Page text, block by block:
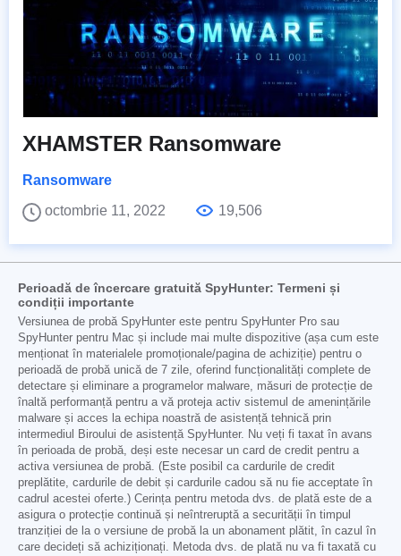
XHAMSTER Ransomware
Ransomware
octombrie 11, 2022
19,506
Perioadă de încercare gratuită SpyHunter: Termeni și
condiții importante
Versiunea de probă SpyHunter este pentru SpyHunter Pro sau
SpyHunter pentru Mac și include mai multe dispozitive (așa cum este
menționat în materialele promoționale/pagina de achiziție) pentru o
perioadă de probă unică de 7 zile, oferind funcționalități complete de
detectare și eliminare a programelor malware, măsuri de protecție de
înaltă performanță pentru a vă proteja activ sistemul de amenințările
malware și acces la echipa noastră de asistență tehnică prin
intermediul Biroului de asistență SpyHunter. Nu veți fi taxat în avans
în perioada de probă, deși este necesar un card de credit pentru a
activa versiunea de probă. (Este posibil ca cardurile de credit
preplătite, cardurile de debit și cardurile cadou să nu fie acceptate în
cadrul acestei oferte.) Cerința pentru metoda dvs. de plată este de a
asigura o protecție continuă și neîntreruptă a securității în timpul
tranziției de la o versiune de probă la un abonament plătit, în cazul în
care decideți să achiziționați. Metoda dvs. de plată nu va fi taxată cu